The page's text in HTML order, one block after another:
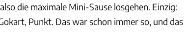
die maximale Mini-Sause losgehen. Einzig:
Punkt. Das war schon immer so, und das